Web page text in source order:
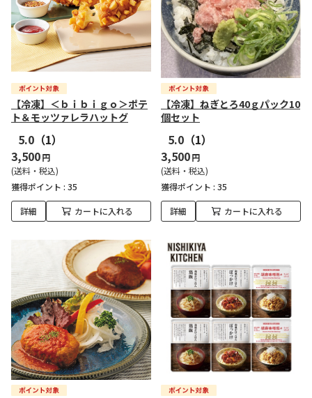
【冷凍】＜ｂｉｂｉｇｏ＞ポテ
ト＆モッツァレラハットグ
5.0 （1）
3,500円
(送料・税込)
獲得ポイント : 35
詳細 カートに入れる
【冷凍】ねぎとろ40ｇパック10
個セット
5.0 （1）
3,500円
(送料・税込)
獲得ポイント : 35
詳細 カートに入れる